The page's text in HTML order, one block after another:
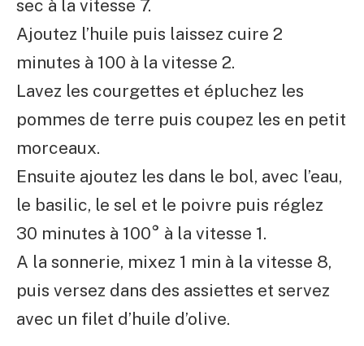
sec à la vitesse 7.
Ajoutez l’huile puis laissez cuire 2
minutes à 100 à la vitesse 2.
Lavez les courgettes et épluchez les
pommes de terre puis coupez les en petit
morceaux.
Ensuite ajoutez les dans le bol, avec l’eau,
le basilic, le sel et le poivre puis réglez
30 minutes à 100° à la vitesse 1.
A la sonnerie, mixez 1 min à la vitesse 8,
puis versez dans des assiettes et servez
avec un filet d’huile d’olive.